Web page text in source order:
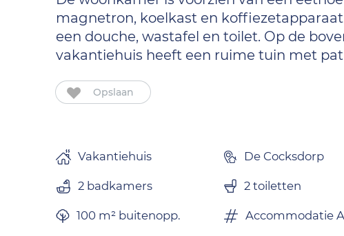
magnetron, koelkast en
een douche, wastafel en toilet. Op de
vakantiehuis heeft een ruime tuin met
Opslaan
Vakantiehuis De Cocksdorp
2 badkamers 2 toiletten
100 m² buitenopp. Accommodatie